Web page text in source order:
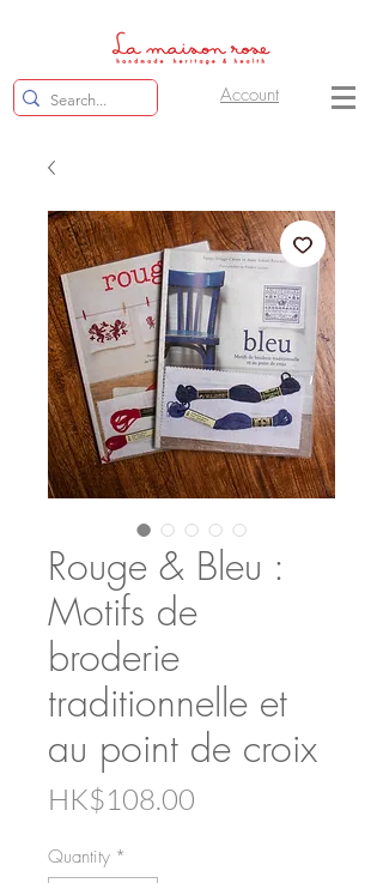
Account
Rouge & Bleu :
Motifs de
broderie
traditionnelle et
au point de croix
HK$108.00
Quantity *